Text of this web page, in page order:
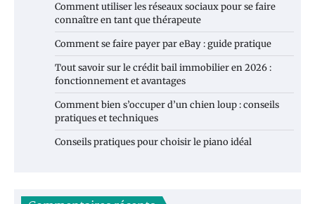
Comment utiliser les réseaux sociaux pour se faire
connaître en tant que thérapeute
Comment se faire payer par eBay : guide pratique
Tout savoir sur le crédit bail immobilier en 2026 :
fonctionnement et avantages
Comment bien s’occuper d’un chien loup : conseils
pratiques et techniques
Conseils pratiques pour choisir le piano idéal